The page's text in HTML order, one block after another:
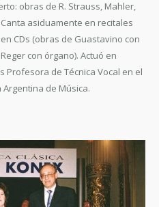
obras de R. Strauss, Mahler,
asiduamente en recitales
CDs (obras de Guastavino con
con órgano). Actuó en
Profesora de Técnica Vocal en el
Argentina de Música.